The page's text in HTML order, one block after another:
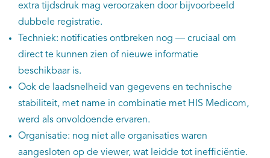
extra tijdsdruk mag veroorzaken door bijvoorbeeld
dubbele registratie.
Techniek: notificaties ontbreken nog — cruciaal om
direct te kunnen zien of nieuwe informatie
beschikbaar is.
Ook de laadsnelheid van gegevens en technische
stabiliteit, met name in combinatie met HIS Medicom,
werd als onvoldoende ervaren.
Organisatie: nog niet alle organisaties waren
aangesloten op de viewer, wat leidde tot inefficiëntie.